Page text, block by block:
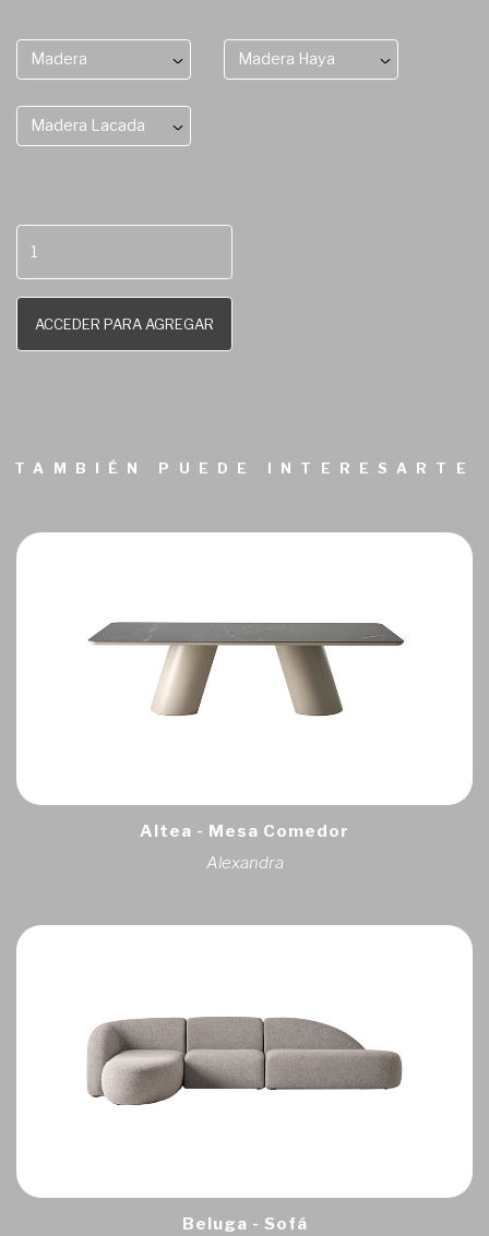
Madera Madera Haya
Madera Lacada
ACCEDER PARA AGREGAR
TAMBIÉN PUEDE INTERESARTE
Altea - Mesa Comedor
Alexandra
Beluga - Sofá